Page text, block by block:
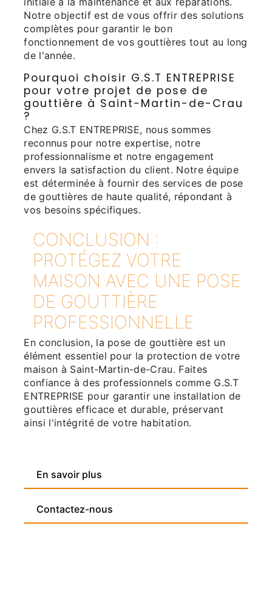
Notre objectif est de vous offrir des solutions
complètes pour garantir le bon
fonctionnement de vos gouttières tout au long
de l'année.
Pourquoi choisir G.S.T ENTREPRISE
pour votre projet de pose de
gouttière à Saint-Martin-de-Crau
?
Chez G.S.T ENTREPRISE, nous sommes
reconnus pour notre expertise, notre
professionnalisme et notre engagement
envers la satisfaction du client. Notre équipe
est déterminée à fournir des services de pose
de gouttières de haute qualité, répondant à
vos besoins spécifiques.
CONCLUSION :
PROTÉGEZ VOTRE
MAISON AVEC UNE POSE
DE GOUTTIÈRE
PROFESSIONNELLE
En conclusion, la pose de gouttière est un
élément essentiel pour la protection de votre
maison à Saint-Martin-de-Crau. Faites
confiance à des professionnels comme G.S.T
ENTREPRISE pour garantir une installation de
gouttières efficace et durable, préservant
ainsi l'intégrité de votre habitation.
En savoir plus
Contactez-nous